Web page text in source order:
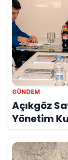
GÜNDEM
Açıkgöz
Yönetim
Savunma
Vurgusu